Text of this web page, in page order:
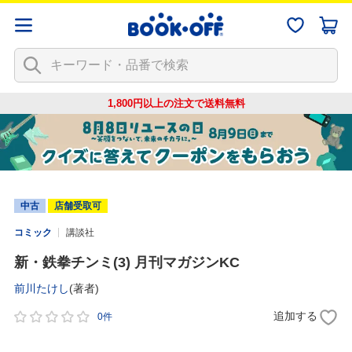
1,800円以上の注文で送料無料
中古 店舗受取可
コミック 講談社
新・鉄拳チンミ(3) 月刊マガジンKC
前川たけし(著者)
0件 追加する